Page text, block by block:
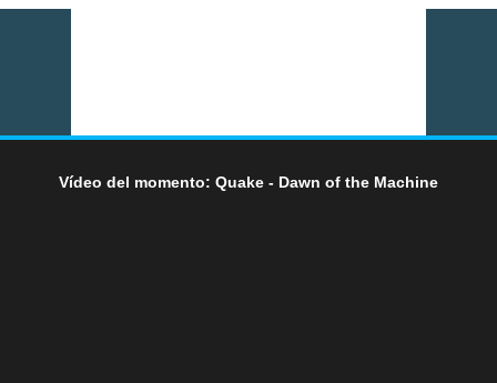
Vídeo del momento: Quake - Dawn of the Machine